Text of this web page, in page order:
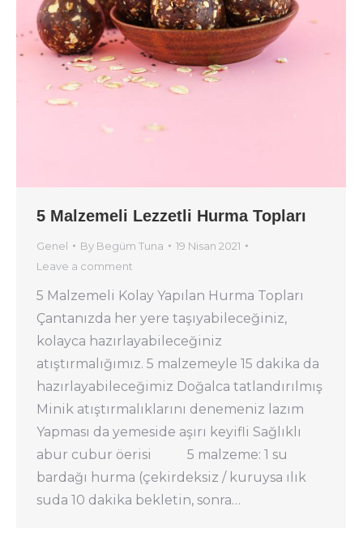
5 Malzemeli Lezzetli Hurma Topları
Genel By Begüm Tuna
19 Nisan 2021
Leave a comment
5 Malzemeli Kolay Yapılan Hurma Topları
Çantanızda her yere taşıyabileceğiniz,
kolayca hazırlayabileceğiniz
atıştırmalığımız. 5 malzemeyle 15 dakika da
hazırlayabileceğimiz Doğalca tatlandırılmış
Minik atıştırmalıklarını denemeniz lazım
Yapması da yemeside aşırı keyifli Sağlıklı
abur cubur öerisi 5 malzeme: 1 su
bardağı hurma (çekirdeksiz / kuruysa ılık
suda 10 dakika bekletin, sonra…